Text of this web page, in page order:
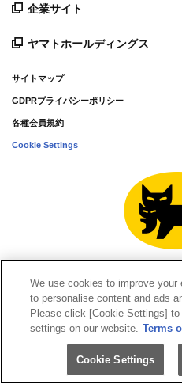
Webで集荷
企業サイト
ヤマトホールディングス
サイトマップ
GDPRプライバシーポリシー
各種会員規約
Cookie Settings
© Yamato Transport Co.,
We use cookies to improve your
to personalise content and ads
Please click [Cookie Settings]
settings on our website. Terms
Cookie Settings